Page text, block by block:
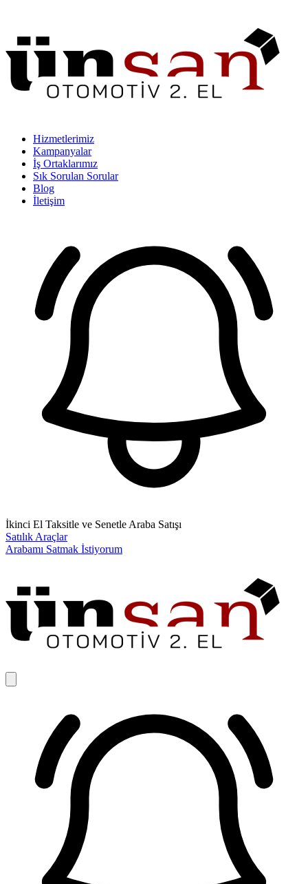
Hizmetlerimiz
Kampanyalar
İş Ortaklarımız
Sık Sorulan Sorular
Blog
İletişim
İkinci El Taksitle ve Senetle Araba Satışı
Satılık Araçlar
Arabamı Satmak İstiyorum